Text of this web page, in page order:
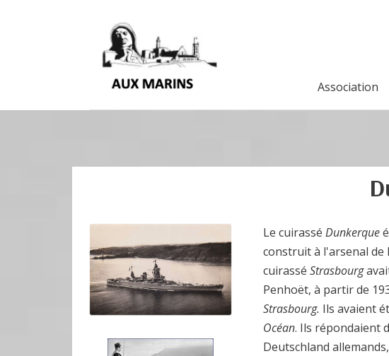
Association
Le cuirasséDunkerque
construit à l'arsenal de
cuirasséStrasbourg
Penhoët, à partir de
Strasbourg. Ils avaient
Océan. Ils répondaient
Deutschland